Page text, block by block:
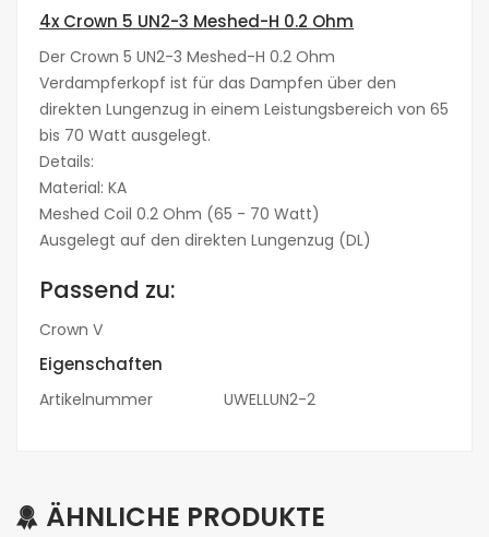
4x Crown 5 UN2-3 Meshed-H 0.2 Ohm
Der Crown 5 UN2-3 Meshed-H 0.2 Ohm
Verdampferkopf ist für das Dampfen über den
direkten Lungenzug in einem Leistungsbereich von 65
bis 70 Watt ausgelegt.
Details:
Material: KA
Meshed Coil 0.2 Ohm (65 - 70 Watt)
Ausgelegt auf den direkten Lungenzug (DL)
Passend zu:
Crown V
Eigenschaften
Artikelnummer UWELLUN2-2
ÄHNLICHE PRODUKTE